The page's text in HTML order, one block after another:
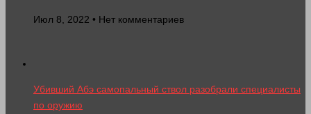
Июл 8, 2022 • Нет комментариев
Убивший Абэ самопальный ствол разобрали специалисты
по оружию